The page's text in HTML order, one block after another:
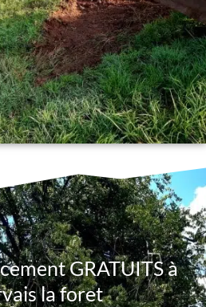
GRATUITS à
la foret